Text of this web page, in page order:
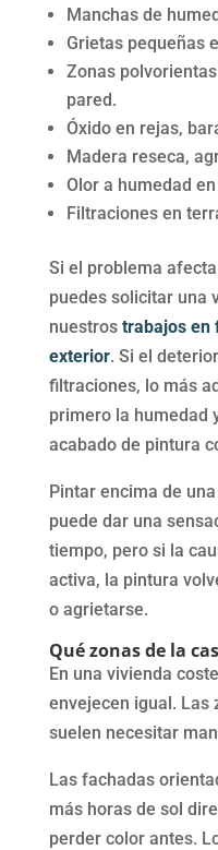
Manchas de
Grietas pequeñas
Zonas
pared.
Óxido en rejas,
Madera reseca,
Olor a humedad
Filtraciones en
Si el problema
puedes solicitar una
nuestros trabajos en
exterior. Si el
filtraciones, lo más
primero la humedad
acabado de pintura
Pintar encima de
puede dar una
tiempo, pero si la
activa, la pintura
o agrietarse.
Qué zonas de la
En una vivienda
envejecen igual. Las
suelen necesitar
Las fachadas
más horas de sol
perder color antes.